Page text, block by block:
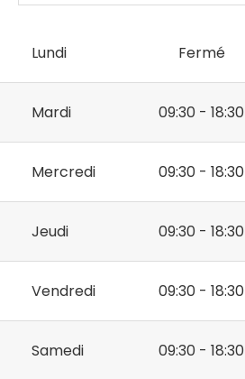
Lundi Fermé
Mardi 09:30 - 18:30
Mercredi 09:30 - 18:30
Jeudi 09:30 - 18:30
Vendredi 09:30 - 18:30
Samedi 09:30 - 18:30